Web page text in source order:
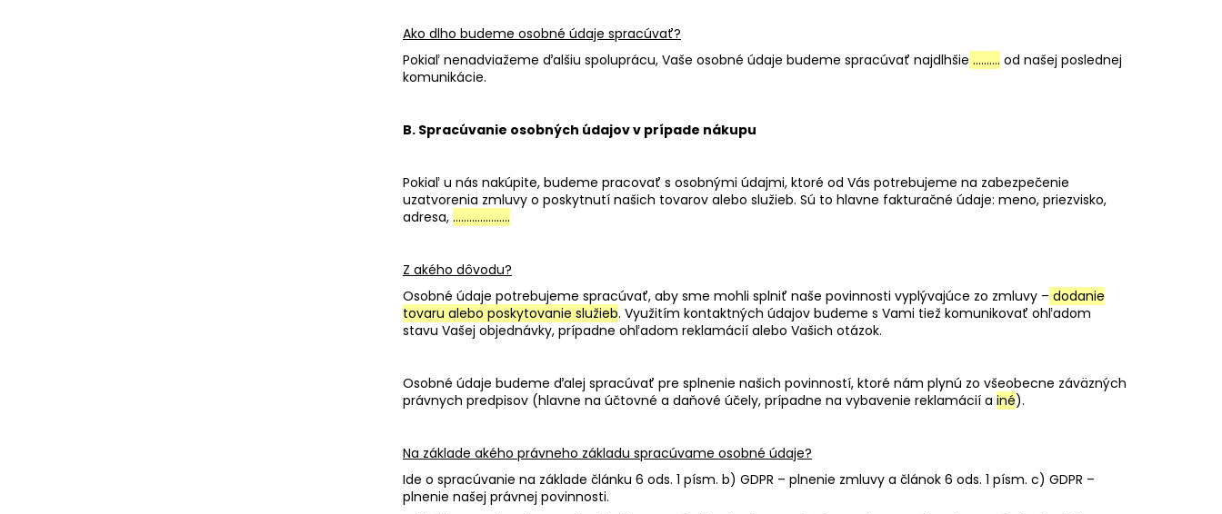
Ako dlho budeme osobné údaje spracúvať?
Pokiaľ nenadviažeme ďalšiu spoluprácu, Vaše osobné údaje budeme spracúvať najdlhšie ………. od našej poslednej
komunikácie.
B. Spracúvanie osobných údajov v prípade nákupu
Pokiaľ u nás nakúpite, budeme pracovať s osobnými údajmi, ktoré od Vás potrebujeme na zabezpečenie
uzatvorenia zmluvy o poskytnutí našich tovarov alebo služieb. Sú to hlavne fakturačné údaje: meno, priezvisko,
adresa, ………………...
Z akého dôvodu?
Osobné údaje potrebujeme spracúvať, aby sme mohli splniť naše povinnosti vyplývajúce zo zmluvy – dodanie
tovaru alebo poskytovanie služieb. Využitím kontaktných údajov budeme s Vami tiež komunikovať ohľadom
stavu Vašej objednávky, prípadne ohľadom reklamácií alebo Vašich otázok.
Osobné údaje budeme ďalej spracúvať pre splnenie našich povinností, ktoré nám plynú zo všeobecne záväzných
právnych predpisov (hlavne na účtovné a daňové účely, prípadne na vybavenie reklamácií a iné).
Na základe akého právneho základu spracúvame osobné údaje?
Ide o spracúvanie na základe článku 6 ods. 1 písm. b) GDPR – plnenie zmluvy a článok 6 ods. 1 písm. c) GDPR –
plnenie našej právnej povinnosti.